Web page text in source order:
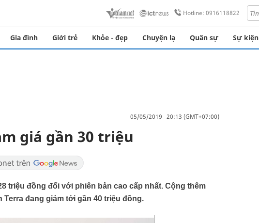
Hotline: 0916118822
Gia đình Giới trẻ Khỏe - đẹp Chuyện lạ Quân sự Sự kiện
05/05/2019 20:13 (GMT+07:00)
giá gần 30 triệu
triệu đồng đối với phiên bản cao cấp nhất. Cộng thêm
Terra đang giảm tới gần 40 triệu đồng.